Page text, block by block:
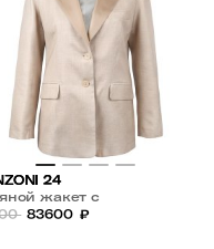
24
жакет с
шерсти и шелка
83600 ₽